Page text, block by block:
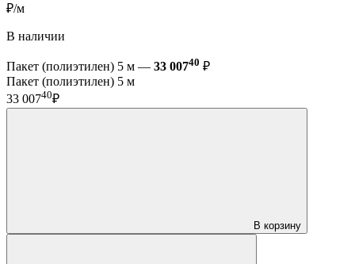
₽/м
В наличии
Пакет (полиэтилен) 5 м — 33 00740 ₽
Пакет (полиэтилен) 5 м
33 00740₽
В корзину